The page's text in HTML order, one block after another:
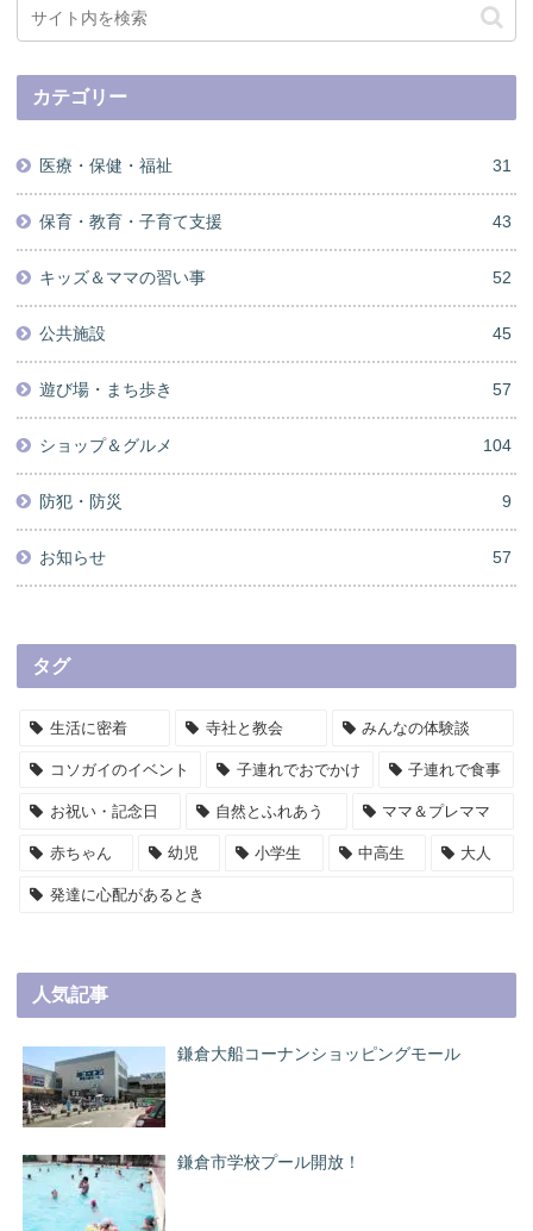
カテゴリー
医療・保健・福祉 31
保育・教育・子育て支援 43
キッズ＆ママの習い事 52
公共施設 45
遊び場・まち歩き 57
ショップ＆グルメ 104
防犯・防災 9
お知らせ 57
タグ
小学生
幼児
子連れでおでかけ
大人
生活に密着
赤ちゃん
ママ＆プレママ
子連れで食事
お祝い・記念日
コソガイのイベント
中高生
発達に心配があるとき
自然とふれあう
寺社と教会 みんなの体験談
人気記事
鎌倉大船コーナンショッピングモール
鎌倉市学校プール開放！